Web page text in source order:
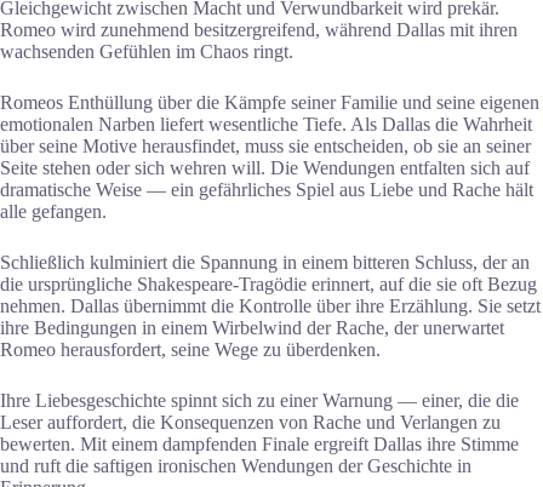
Gleichgewicht zwischen Macht und Verwundbarkeit wird prekär.
Romeo wird zunehmend besitzergreifend, während Dallas mit ihren
wachsenden Gefühlen im Chaos ringt.
Romeos Enthüllung über die Kämpfe seiner Familie und seine eigenen
emotionalen Narben liefert wesentliche Tiefe. Als Dallas die Wahrheit
über seine Motive herausfindet, muss sie entscheiden, ob sie an seiner
Seite stehen oder sich wehren will. Die Wendungen entfalten sich auf
dramatische Weise — ein gefährliches Spiel aus Liebe und Rache hält
alle gefangen.
Schließlich kulminiert die Spannung in einem bitteren Schluss, der an
die ursprüngliche Shakespeare-Tragödie erinnert, auf die sie oft Bezug
nehmen. Dallas übernimmt die Kontrolle über ihre Erzählung. Sie setzt
ihre Bedingungen in einem Wirbelwind der Rache, der unerwartet
Romeo herausfordert, seine Wege zu überdenken.
Ihre Liebesgeschichte spinnt sich zu einer Warnung — einer, die die
Leser auffordert, die Konsequenzen von Rache und Verlangen zu
bewerten. Mit einem dampfenden Finale ergreift Dallas ihre Stimme
und ruft die saftigen ironischen Wendungen der Geschichte in